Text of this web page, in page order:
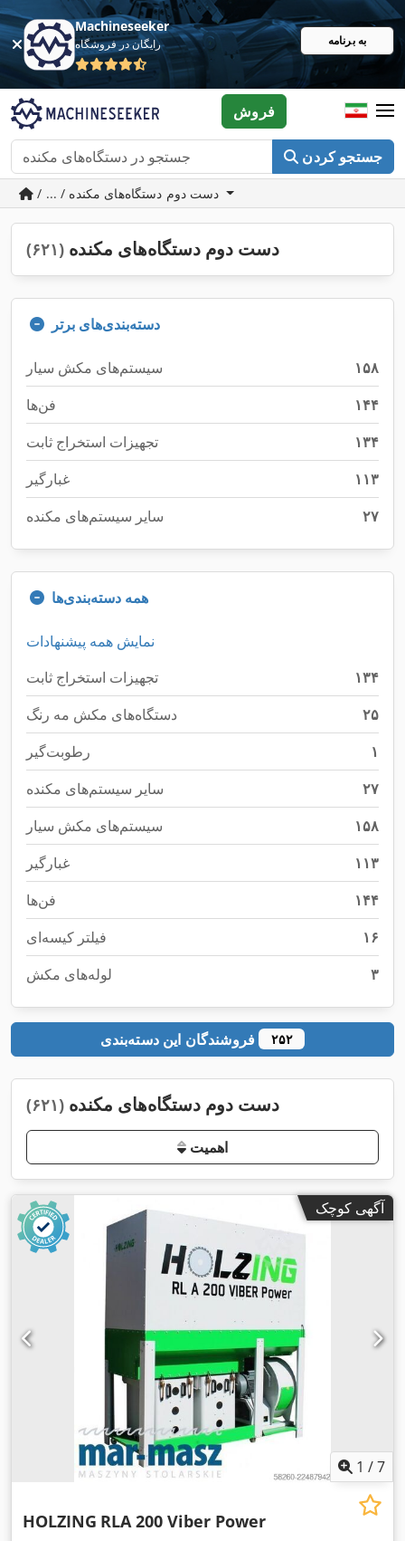
Machineseeker
رایگان در فروشگاه به برنامه
جستجو کردن
فروش
دست دوم دستگاه‌های مکنده (۶۲۱)
دسته‌بندی‌های برتر
سیستم‌های مکش سیار
۱۵۸
فن‌ها
۱۴۴
تجهیزات استخراج ثابت
۱۳۴
غبارگیر
۱۱۳
سایر سیستم‌های مکنده
۲۷
همه دسته‌بندی‌ها
نمایش همه پیشنهادات
تجهیزات استخراج ثابت
۱۳۴
دستگاه‌های مکش مه رنگ
۲۵
رطوبت‌گیر
۱
سایر سیستم‌های مکنده
۲۷
سیستم‌های مکش سیار
۱۵۸
غبارگیر
۱۱۳
فن‌ها
۱۴۴
فیلتر کیسه‌ای
۱۶
لوله‌های مکش
۳
فروشندگان این دسته‌بندی ۲۵۲
دست دوم دستگاه‌های مکنده (۶۲۱)
اهمیت
آگهی کوچک
1 /7
HOLZING RLA 200 Viber Power